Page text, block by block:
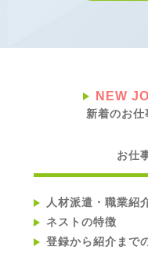
NEW
新着のお仕
お仕
人材派遣・職業紹
ネストの特徴
登録から紹介まで